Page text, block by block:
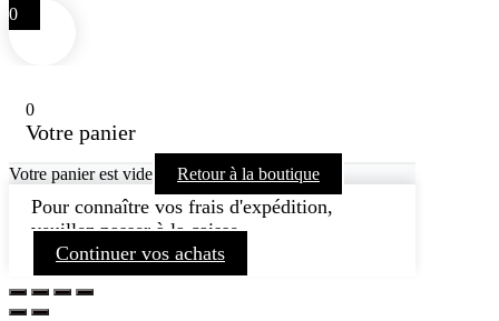
0
0
Votre panier
Votre panier est vide Retour à la boutique
Pour connaître vos frais d'expédition,
veuillez passer à la caisse.
Continuer vos achats